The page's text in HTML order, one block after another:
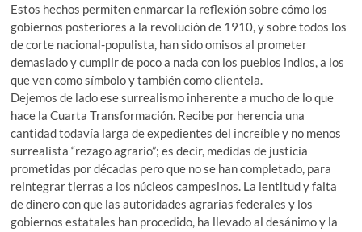
Estos hechos permiten enmarcar la reflexión sobre cómo los
gobiernos posteriores a la revolución de 1910, y sobre todos los
de corte nacional-populista, han sido omisos al prometer
demasiado y cumplir de poco a nada con los pueblos indios, a los
que ven como símbolo y también como clientela.
Dejemos de lado ese surrealismo inherente a mucho de lo que
hace la Cuarta Transformación. Recibe por herencia una
cantidad todavía larga de expedientes del increíble y no menos
surrealista “rezago agrario”; es decir, medidas de justicia
prometidas por décadas pero que no se han completado, para
reintegrar tierras a los núcleos campesinos. La lentitud y falta
de dinero con que las autoridades agrarias federales y los
gobiernos estatales han procedido, ha llevado al desánimo y la